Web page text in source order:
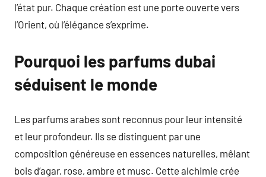
l’état pur. Chaque création est une porte ouverte vers
l’Orient, où l’élégance s’exprime.
Pourquoi les parfums dubai
séduisent le monde
Les parfums arabes sont reconnus pour leur intensité
et leur profondeur. Ils se distinguent par une
composition généreuse en essences naturelles, mêlant
bois d’agar, rose, ambre et musc. Cette alchimie crée